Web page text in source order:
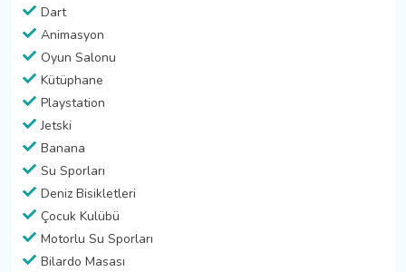
Dart
Animasyon
Oyun Salonu
Kütüphane
Playstation
Jetski
Banana
Su Sporları
Deniz Bisikletleri
Çocuk Kulübü
Motorlu Su Sporları
Bilardo Masası